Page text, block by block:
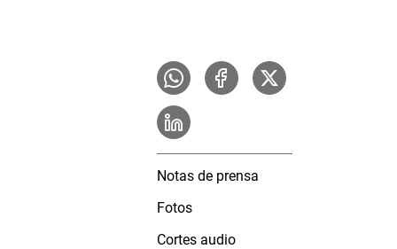
Notas de prensa
Fotos
Cortes audio